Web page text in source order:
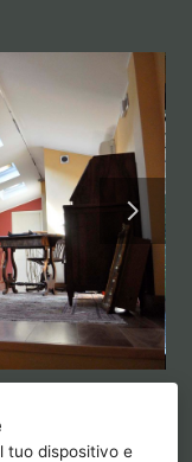
tuo dispositivo e